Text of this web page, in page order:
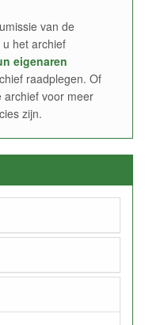
van de
het archief
eigenaren
raadplegen. Of
archief voor meer
zijn.